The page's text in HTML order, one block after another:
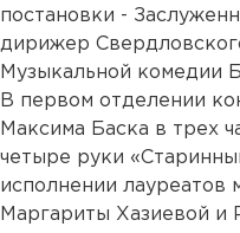
постановки -
дирижер
Музыкальной комедии
В первом отделении
Максима Баска в трех
четыре руки
исполнении лауреатов
Маргариты Хазиевой и